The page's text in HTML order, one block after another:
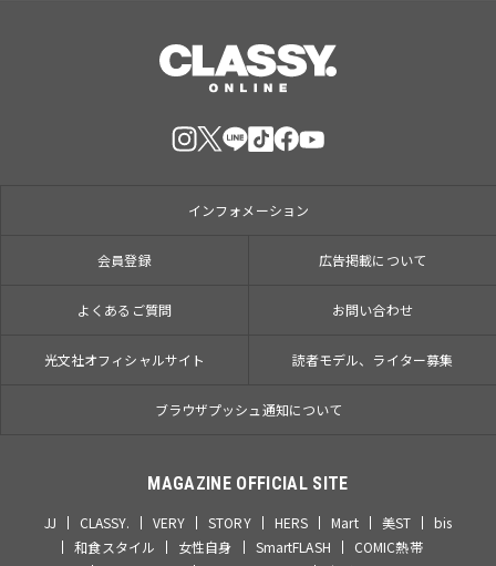
インフォメーション
会員登録 広告掲載について
よくあるご質問 お問い合わせ
光文社オフィシャルサイト 読者モデル、ライター募集
ブラウザプッシュ通知について
MAGAZINE OFFICIAL SITE
JJ CLASSY. VERY STORY HERS Mart 美ST
bis
和食スタイル
女性自身 SmartFLASH
COMIC熱帯